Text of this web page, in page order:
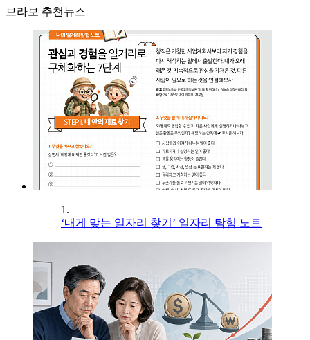
브라보 추천뉴스
1.
‘내게 맞는 일자리 찾기’ 일자리 탐험 노트